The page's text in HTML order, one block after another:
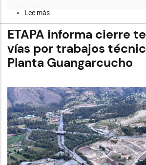
Lee más
de
la
plataforma
Valdiviezo
celebraron
su
ETAPA informa cierre
vías por trabajos
Planta Guangarcucho